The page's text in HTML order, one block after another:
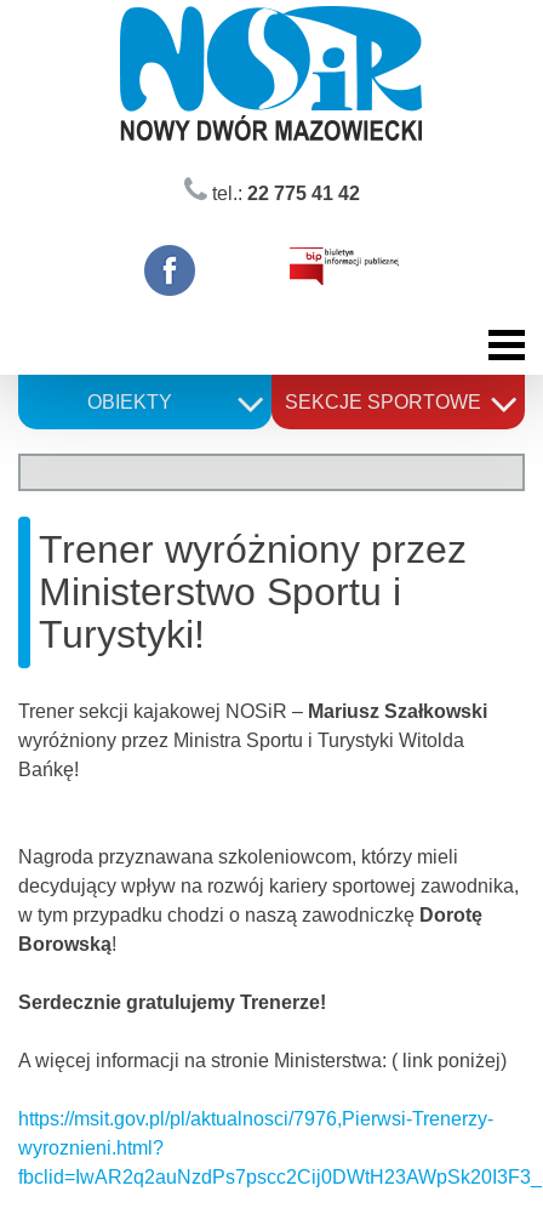
tel.: 22 775 41 42
OBIEKTY SEKCJE SPORTOWE
Trener wyróżniony przez
Ministerstwo Sportu i
Turystyki!
Trener sekcji kajakowej NOSiR – Mariusz Szałkowski
wyróżniony przez Ministra Sportu i Turystyki Witolda
Bańkę!
Nagroda przyznawana szkoleniowcom, którzy mieli
decydujący wpływ na rozwój kariery sportowej zawodnika,
w tym przypadku chodzi o naszą zawodniczkę Dorotę
Borowską!
Serdecznie gratulujemy Trenerze!
A więcej informacji na stronie Ministerstwa: ( link poniżej)
https://msit.gov.pl/pl/aktualnosci/7976,Pierwsi-Trenerzy-
wyroznieni.html?